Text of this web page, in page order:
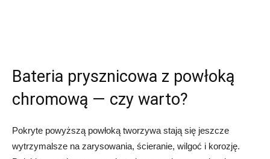
Bateria prysznicowa z powłoką
chromową — czy warto?
Pokryte powyższą powłoką tworzywa stają się jeszcze
wytrzymalsze na zarysowania, ścieranie, wilgoć i korozję.